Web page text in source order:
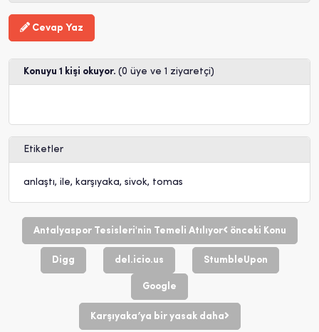
Cevap Yaz
Konuyu 1 kişi okuyor. (0 üye ve 1 ziyaretçi)
Etiketler
anlaştı, ile, karşıyaka, sivok, tomas
Antalyaspor Tesisleri'nin Temeli Atılıyor önceki Konu
Digg del.icio.us StumbleUpon
Google
Karşıyaka’ya bir yasak daha